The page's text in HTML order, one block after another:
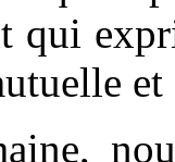
qui
et